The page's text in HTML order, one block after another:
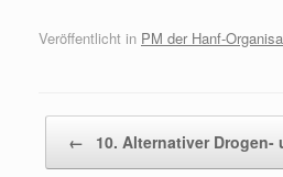
Veröffentlicht in PM der Hanf-
← 10. Alternativer